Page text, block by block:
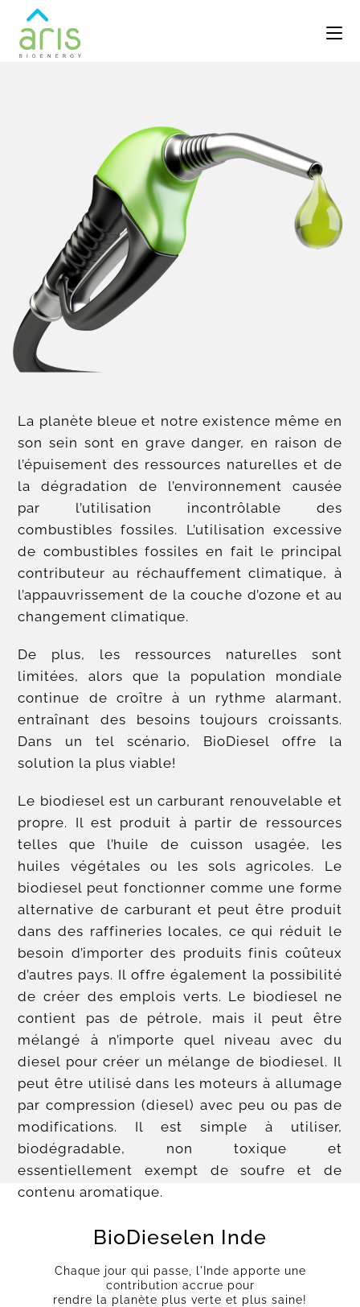
La planète bleue et notre existence même en
son sein sont en grave danger, en raison de
l’épuisement des ressources naturelles et de
la dégradation de l’environnement causée
par l’utilisation incontrôlable des
combustibles fossiles. L’utilisation excessive
de combustibles fossiles en fait le principal
contributeur au réchauffement climatique, à
l’appauvrissement de la couche d’ozone et au
changement climatique.
De plus, les ressources naturelles sont
limitées, alors que la population mondiale
continue de croître à un rythme alarmant,
entraînant des besoins toujours croissants.
Dans un tel scénario, BioDiesel offre la
solution la plus viable!
Le biodiesel est un carburant renouvelable et
propre. Il est produit à partir de ressources
telles que l’huile de cuisson usagée, les
huiles végétales ou les sols agricoles. Le
biodiesel peut fonctionner comme une forme
alternative de carburant et peut être produit
dans des raffineries locales, ce qui réduit le
besoin d’importer des produits finis coûteux
d’autres pays. Il offre également la possibilité
de créer des emplois verts. Le biodiesel ne
contient pas de pétrole, mais il peut être
mélangé à n’importe quel niveau avec du
diesel pour créer un mélange de biodiesel. Il
peut être utilisé dans les moteurs à allumage
par compression (diesel) avec peu ou pas de
modifications. Il est simple à utiliser,
biodégradable, non toxique et
essentiellement exempt de soufre et de
contenu aromatique.
BioDieselen Inde
Chaque jour qui passe, l'Inde apporte une
contribution accrue pour
rendre la planète plus verte et plus saine!